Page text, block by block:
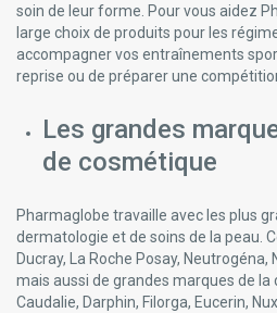
soin de leur forme. Pour vous aidez
large choix de produits pour les
accompagner vos entraînements
reprise ou de préparer une
Les grandes
de cosmétique
Pharmaglobe travaille avec les plus
dermatologie et de soins de la peau.
Ducray, La Roche Posay, Neutrogéna,
mais aussi de grandes marques de
Caudalie, Darphin, Filorga, Eucerin,